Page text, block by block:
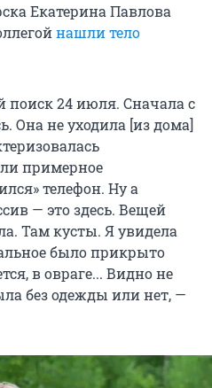
Екатерина Павлова
нашли тело
24 июля. Сначала с
Она не уходила [из дома]
примерное
телефон. Ну а
— это здесь. Вещей
Там кусты. Я увидела
было прикрыто
в овраге... Видно не
без одежды или нет, —